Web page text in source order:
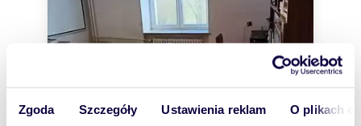
Zgoda Szczegóły Ustawienia reklam O plikach